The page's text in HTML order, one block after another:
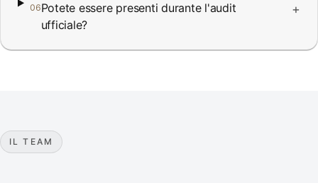
06Potete essere presenti durante l'audit
ufficiale?
+
IL TEAM